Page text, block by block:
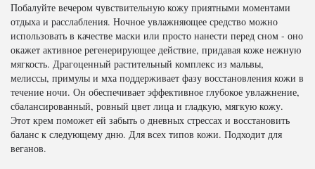
Побалуйте вечером чувствительную кожу приятными моментами
отдыха и расслабления. Ночное увлажняющее средство можно
использовать в качестве маски или просто нанести перед сном - оно
окажет активное регенерирующее действие, придавая коже нежную
мягкость. Драгоценный растительный комплекс из мальвы,
мелиссы, примулы и мха поддерживает фазу восстановления кожи в
течение ночи. Он обеспечивает эффективное глубокое увлажнение,
сбалансированный, ровный цвет лица и гладкую, мягкую кожу.
Этот крем поможет ей забыть о дневных стрессах и восстановить
баланс к следующему дню. Для всех типов кожи. Подходит для
веганов.